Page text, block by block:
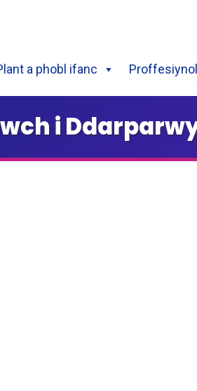
a phobl ifanc Proffesiynol
i